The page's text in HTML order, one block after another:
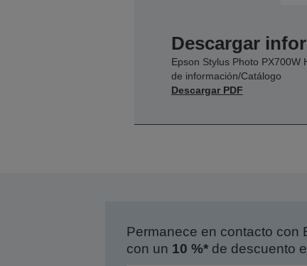
Descargar
Epson Stylus Photo PX700W
de información/Catálogo
Descargar PDF
Permanece en contacto con
con un 10 %*de descuento